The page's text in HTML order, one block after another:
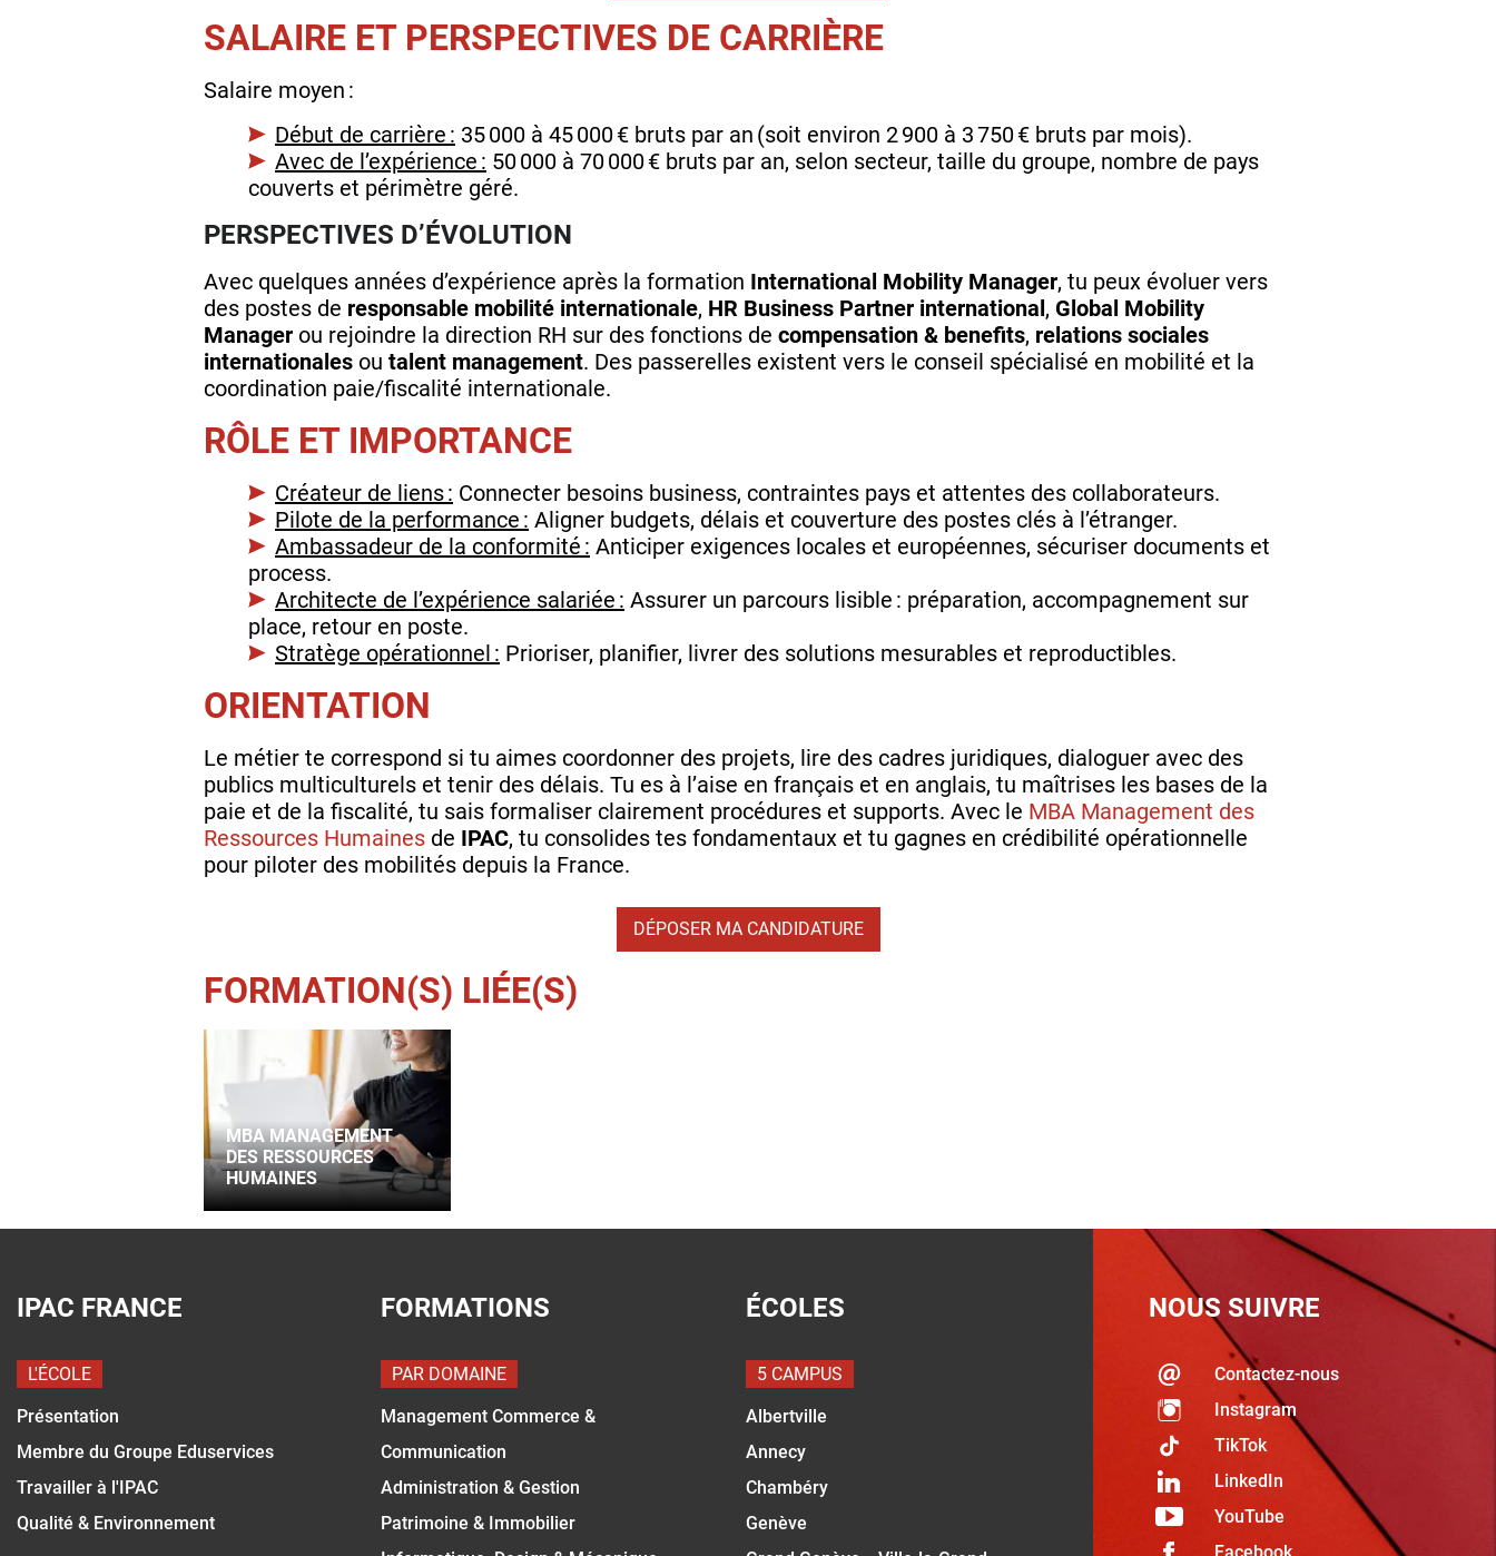
SALAIRE ET PERSPECTIVES DE CARRIÈRE
Salaire moyen :
Début de carrière : 35 000 à 45 000 € bruts par an (soit environ 2 900 à 3 750 € bruts par mois).
Avec de l’expérience : 50 000 à 70 000 € bruts par an, selon secteur, taille du groupe, nombre de pays
couverts et périmètre géré.
PERSPECTIVES D’ÉVOLUTION
Avec quelques années d’expérience après la formation International Mobility Manager, tu peux évoluer vers
des postes de responsable mobilité internationale, HR Business Partner international , Global Mobility
Manager ou rejoindre la direction RH sur des fonctions de compensation & benefits, relations sociales
internationales ou talent management. Des passerelles existent vers le conseil spécialisé en mobilité et la
coordination paie/fiscalité internationale.
RÔLE ET IMPORTANCE
Créateur de liens : Connecter besoins business, contraintes pays et attentes des collaborateurs.
Pilote de la performance : Aligner budgets, délais et couverture des postes clés à l’étranger.
Ambassadeur de la conformité : Anticiper exigences locales et européennes, sécuriser documents et
process.
Architecte de l’expérience salariée : Assurer un parcours lisible : préparation, accompagnement sur
place, retour en poste.
Stratège opérationnel : Prioriser, planifier, livrer des solutions mesurables et reproductibles.
ORIENTATION
Le métier te correspond si tu aimes coordonner des projets, lire des cadres juridiques, dialoguer avec des
publics multiculturels et tenir des délais. Tu es à l’aise en français et en anglais, tu maîtrises les bases de la
paie et de la fiscalité, tu sais formaliser clairement procédures et supports. Avec le MBA Management des
Ressources Humaines de IPAC, tu consolides tes fondamentaux et tu gagnes en crédibilité opérationnelle
pour piloter des mobilités depuis la France.
DÉPOSER MA CANDIDATURE
FORMATION(S) LIÉE(S)
MBA MANAGEMENT
DES RESSOURCES
HUMAINES
IPAC FRANCE
L'ÉCOLE
Présentation
Membre du Groupe Eduservices
Travailler à l'IPAC
Qualité & Environnement
FORMATIONS
PAR DOMAINE
Management Commerce &
Communication
Administration & Gestion
Patrimoine & Immobilier
ÉCOLES
5 CAMPUS
Albertville
Annecy
Chambéry
Genève
NOUS SUIVRE
Contactez-nous
Instagram
TikTok
LinkedIn
YouTube